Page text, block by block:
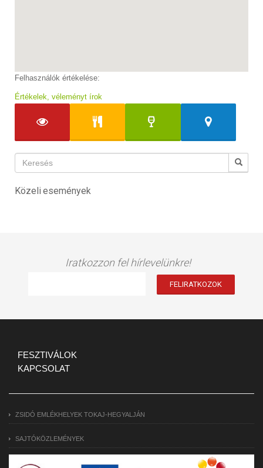
Felhasználók értékelése:
Értékelek, véleményt írok
Közeli események
Iratkozzon fel hírlevelünkre!
FESZTIVÁLOK
KAPCSOLAT
ZSIDÓ EMLÉKHELYEK TOKAJ-HEGYALJÁN
SAJTÓKÖZLEMÉNYEK